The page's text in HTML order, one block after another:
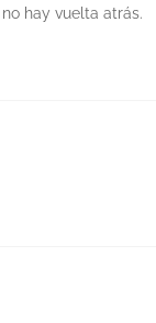
hay vuelta atrás.